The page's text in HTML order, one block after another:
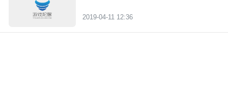
2019-04-11 12:36